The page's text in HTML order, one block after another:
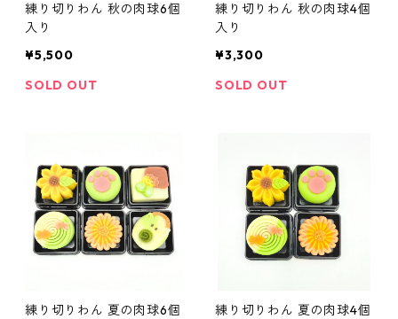
練り切りわん 秋の肉球6個
入り
¥5,500
SOLD OUT
練り切りわん 秋の肉球4個
入り
¥3,300
SOLD OUT
練り切りわん 夏の肉球6個
練り切りわん 夏の肉球4個